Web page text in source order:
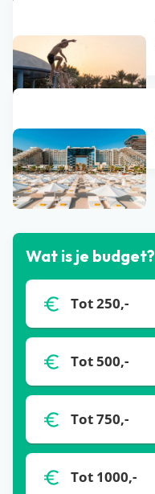
Bekijk alle blogs
Wat is je budget?
Tot 250,-
Tot 500,-
Tot 750,-
Tot 1000,-